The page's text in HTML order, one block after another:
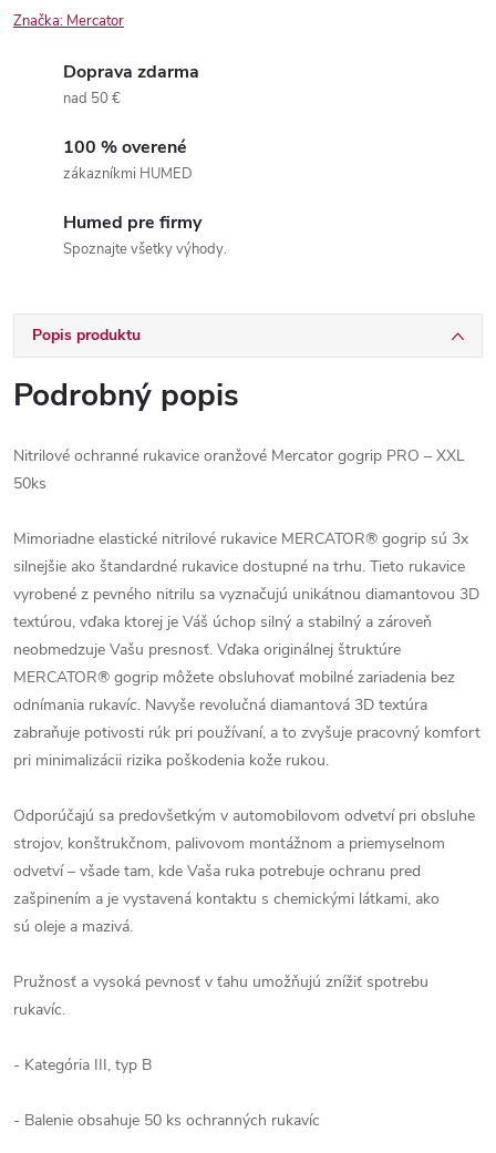
Značka: Mercator
Doprava zdarma
nad 50 €
100 % overené
zákazníkmi HUMED
Humed pre firmy
Spoznajte všetky výhody.
Popis produktu
Podrobný popis
Nitrilové ochranné rukavice oranžové Mercator gogrip PRO – XXL
50ks
Mimoriadne elastické nitrilové rukavice MERCATOR® gogrip sú 3x
silnejšie ako štandardné rukavice dostupné na trhu. Tieto rukavice
vyrobené z pevného nitrilu sa vyznačujú unikátnou diamantovou 3D
textúrou, vďaka ktorej je Váš úchop silný a stabilný a zároveň
neobmedzuje Vašu presnosť. Vďaka originálnej štruktúre
MERCATOR® gogrip môžete obsluhovať mobilné zariadenia bez
odnímania rukavíc. Navyše revolučná diamantová 3D textúra
zabraňuje potivosti rúk pri používaní, a to zvyšuje pracovný komfort
pri minimalizácii rizika poškodenia kože rukou.
Odporúčajú sa predovšetkým v automobilovom odvetví pri obsluhe
strojov, konštrukčnom, palivovom montážnom a priemyselnom
odvetví – všade tam, kde Vaša ruka potrebuje ochranu pred
zašpinením a je vystavená kontaktu s chemickými látkami, ako
sú oleje a mazivá.
Pružnosť a vysoká pevnosť v ťahu umožňujú znížiť spotrebu
rukavíc.
- Kategória III, typ B
- Balenie obsahuje 50 ks ochranných rukavíc